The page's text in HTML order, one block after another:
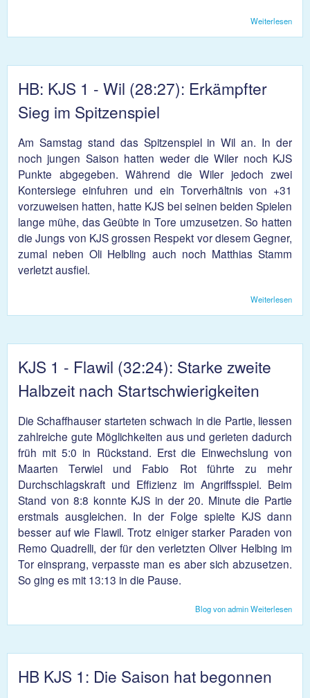
Weiterlesen
HB: KJS 1 - Wil (28:27): Erkämpfter
Sieg im Spitzenspiel
Am Samstag stand das Spitzenspiel in Wil an. In der
noch jungen Saison hatten weder die Wiler noch KJS
Punkte abgegeben. Während die Wiler jedoch zwei
Kontersiege einfuhren und ein Torverhältnis von +31
vorzuweisen hatten, hatte KJS bei seinen beiden Spielen
lange mühe, das Geübte in Tore umzusetzen. So hatten
die Jungs von KJS grossen Respekt vor diesem Gegner,
zumal neben Oli Helbling auch noch Matthias Stamm
verletzt ausfiel.
Weiterlesen
KJS 1 - Flawil (32:24): Starke zweite
Halbzeit nach Startschwierigkeiten
Die Schaffhauser starteten schwach in die Partie, liessen
zahlreiche gute Möglichkeiten aus und gerieten dadurch
früh mit 5:0 in Rückstand. Erst die Einwechslung von
Maarten Terwiel und Fabio Rot führte zu mehr
Durchschlagskraft und Effizienz im Angriffsspiel. Beim
Stand von 8:8 konnte KJS in der 20. Minute die Partie
erstmals ausgleichen. In der Folge spielte KJS dann
besser auf wie Flawil. Trotz einiger starker Paraden von
Remo Quadrelli, der für den verletzten Oliver Helbing im
Tor einsprang, verpasste man es aber sich abzusetzen.
So ging es mit 13:13 in die Pause.
Weiterlesen
Blog von admin
HB KJS 1: Die Saison hat begonnen